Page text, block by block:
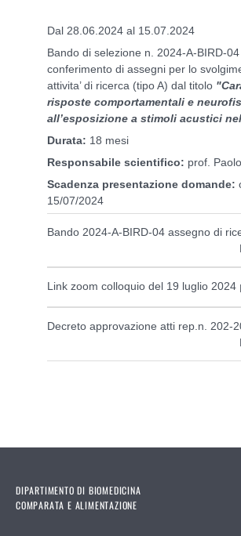
Dal 28.06.2024 al 15.07.2024
Bando di selezione n. 2024-A-BIRD-
conferimento di assegni per lo
attivita’ di ricerca (tipo A) dal titolo
risposte comportamentali e
all’esposizione a stimoli acustici
Durata: 18 mesi
Responsabile scientifico: prof.
Scadenza presentazione domande:
15/07/2024
Bando 2024-A-BIRD-04 assegno di
Link zoom colloquio del 19 luglio 2024
Decreto approvazione atti rep.n. 202-
DIPARTIMENTO DI BIOMEDICINA
COMPARATA E ALIMENTAZIONE